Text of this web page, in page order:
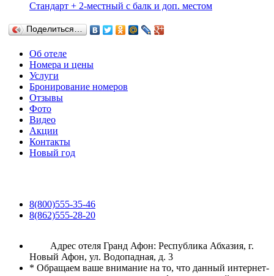
Стандарт + 2-местный с балк и доп. местом
Поделиться…
Об отеле
Номера и цены
Услуги
Бронирование номеров
Отзывы
Фото
Видео
Акции
Контакты
Новый год
8(800)555-35-46
8(862)555-28-20
Адрес отеля Гранд Афон: Республика Абхазия, г.
Новый Афон, ул. Водопадная, д. 3
* Обращаем ваше внимание на то, что данный интернет-